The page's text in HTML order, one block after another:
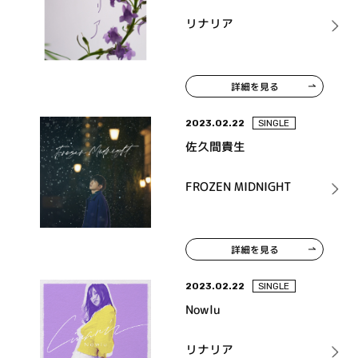
リナリア
詳細を見る
2023.02.22 SINGLE
佐久間貴生
FROZEN MIDNIGHT
詳細を見る
2023.02.22 SINGLE
Nowlu
リナリア